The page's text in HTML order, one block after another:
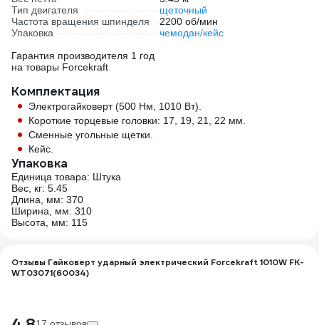
Тип двигателя
щеточный
Частота вращения шпинделя
2200 об/мин
Упаковка
чемодан/кейс
Гарантия производителя 1 год
на товары Forcekraft
Комплектация
Электрогайковерт (500 Нм, 1010 Вт).
Короткие торцевые головки: 17, 19, 21, 22 мм.
Сменные угольные щетки.
Кейс.
Упаковка
Единица товара: Штука
Вес, кг: 5.45
Длина, мм: 370
Ширина, мм: 310
Высота, мм: 115
Отзывы Гайковерт ударный электрический Forcekraft 1010W FK-
WT03071(60034)